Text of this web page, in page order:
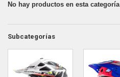
No hay productos en esta categoría
Subcategorías